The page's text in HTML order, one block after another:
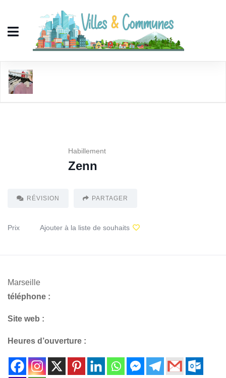
Habillement
Zenn
RÉVISION PARTAGER
Prix Ajouter à la liste de souhaits
Marseille
téléphone :
Site web :
Heures d’ouverture :